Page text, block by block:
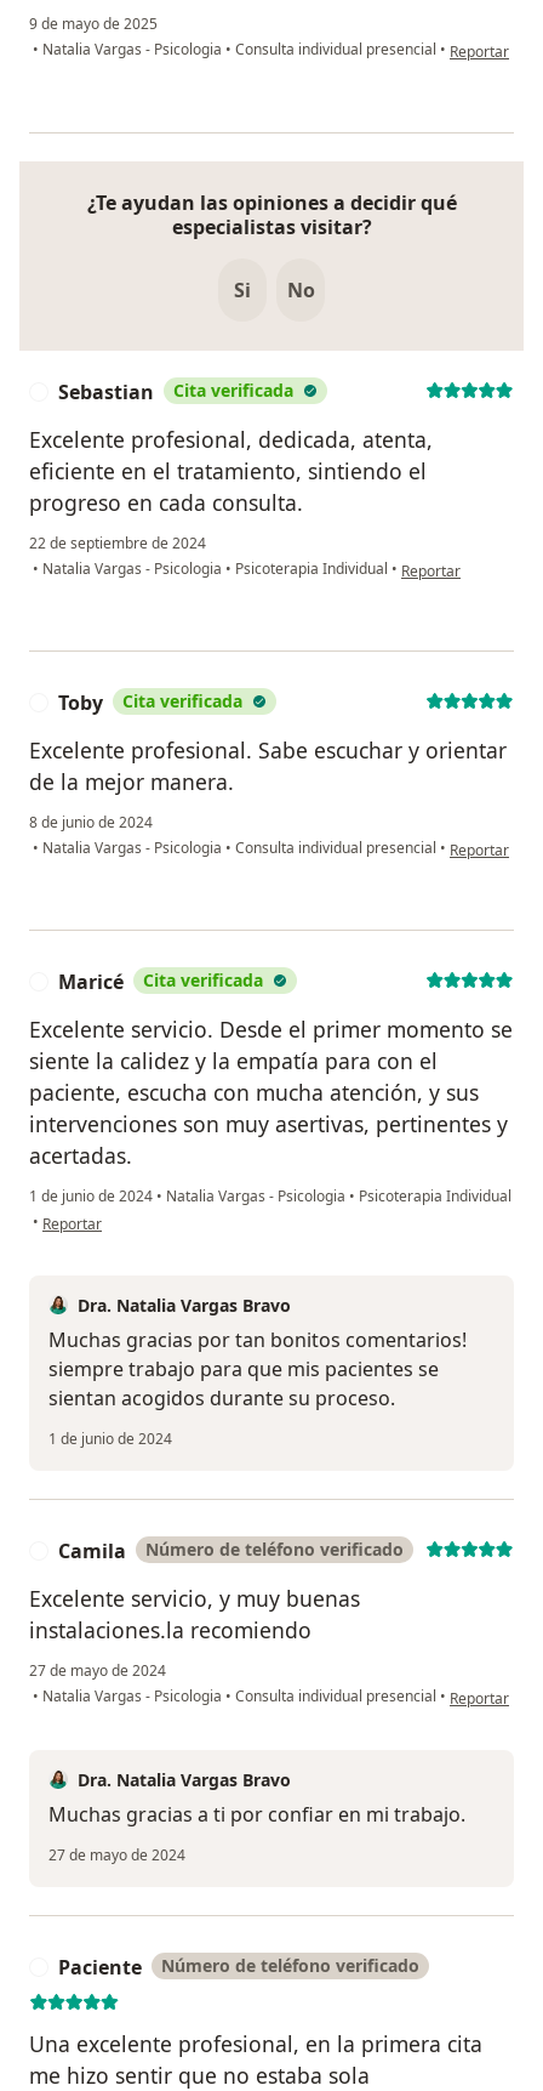
9 de mayo de 2025
• Natalia Vargas - Psicologia • Consulta individual presencial • en opinión
Reportar
¿Te ayudan las opiniones a decidir qué
especialistas visitar?
Si No
Sebastian Cita verificada
Excelente profesional, dedicada, atenta,
eficiente en el tratamiento, sintiendo el
progreso en cada consulta.
22 de septiembre de 2024
• Natalia Vargas - Psicologia • Psicoterapia Individual • en opinión del
Reportar
Toby Cita verificada
Excelente profesional. Sabe escuchar y orientar
de la mejor manera.
8 de junio de 2024
• Natalia Vargas - Psicologia • Consulta individual presencial • en opinión
Reportar
Maricé Cita verificada
Excelente servicio. Desde el primer momento se
siente la calidez y la empatía para con el
paciente, escucha con mucha atención, y sus
intervenciones son muy asertivas, pertinentes y
acertadas.
1 de junio de 2024 • Natalia Vargas - Psicologia • Psicoterapia Individual
• en opinión del usuario Maricé
Reportar
Dra. Natalia Vargas Bravo
Muchas gracias por tan bonitos comentarios!
siempre trabajo para que mis pacientes se
sientan acogidos durante su proceso.
1 de junio de 2024
Camila Número de teléfono verificado
Excelente servicio, y muy buenas
instalaciones.la recomiendo
27 de mayo de 2024
• Natalia Vargas - Psicologia • Consulta individual presencial • en opinión
Reportar
Dra. Natalia Vargas Bravo
Muchas gracias a ti por confiar en mi trabajo.
27 de mayo de 2024
Paciente Número de teléfono verificado
Una excelente profesional, en la primera cita
me hizo sentir que no estaba sola